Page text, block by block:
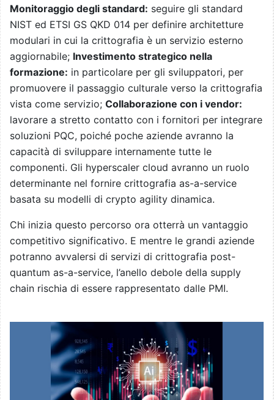
Monitoraggio degli standard: seguire gli standard
NIST ed ETSI GS QKD 014 per definire architetture
modulari in cui la crittografia è un servizio esterno
aggiornabile; Investimento strategico nella
formazione: in particolare per gli sviluppatori, per
promuovere il passaggio culturale verso la crittografia
vista come servizio; Collaborazione con i vendor:
lavorare a stretto contatto con i fornitori per integrare
soluzioni PQC, poiché poche aziende avranno la
capacità di sviluppare internamente tutte le
componenti. Gli hyperscaler cloud avranno un ruolo
determinante nel fornire crittografia as-a-service
basata su modelli di crypto agility dinamica.
Chi inizia questo percorso ora otterrà un vantaggio
competitivo significativo. E mentre le grandi aziende
potranno avvalersi di servizi di crittografia post-
quantum as-a-service, l’anello debole della supply
chain rischia di essere rappresentato dalle PMI.